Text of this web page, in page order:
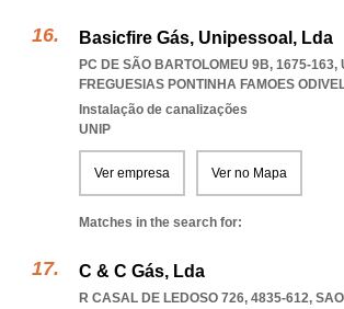
Basicfire Gás, Unipessoal, Lda
PC DE SÃO BARTOLOMEU 9B, 1675-163,
FREGUESIAS PONTINHA FAMOES
Instalação de canalizações
UNIP
Ver empresa Ver no Mapa
Matches in the search for:
C & C Gás, Lda
R CASAL DE LEDOSO 726, 4835-612,